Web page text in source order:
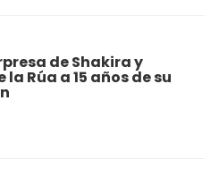
de Shakira y
Rúa a 15 años de su